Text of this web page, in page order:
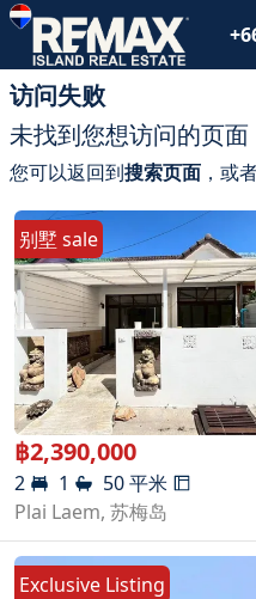
访问失败
未找到您想访问的页面
您可以返回到搜索页面 ，或
别墅 sale
฿2,390,000
2 1 50平米
Plai Laem, 苏梅岛
Exclusive Listing